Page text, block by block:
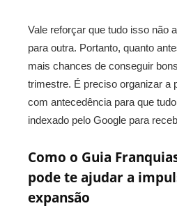
Vale reforçar que tudo isso não
para outra. Portanto, quanto
mais chances de conseguir
trimestre. É preciso organizar a
com antecedência para que
indexado pelo Google para
Como o Guia
pode te ajudar a
expansão